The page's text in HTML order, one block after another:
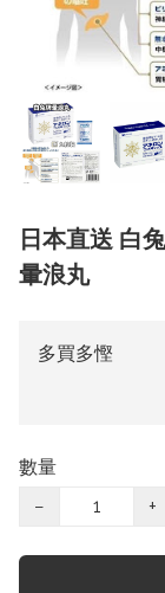
日本直送 白
暈浪丸
多買多慳
數量
−
+